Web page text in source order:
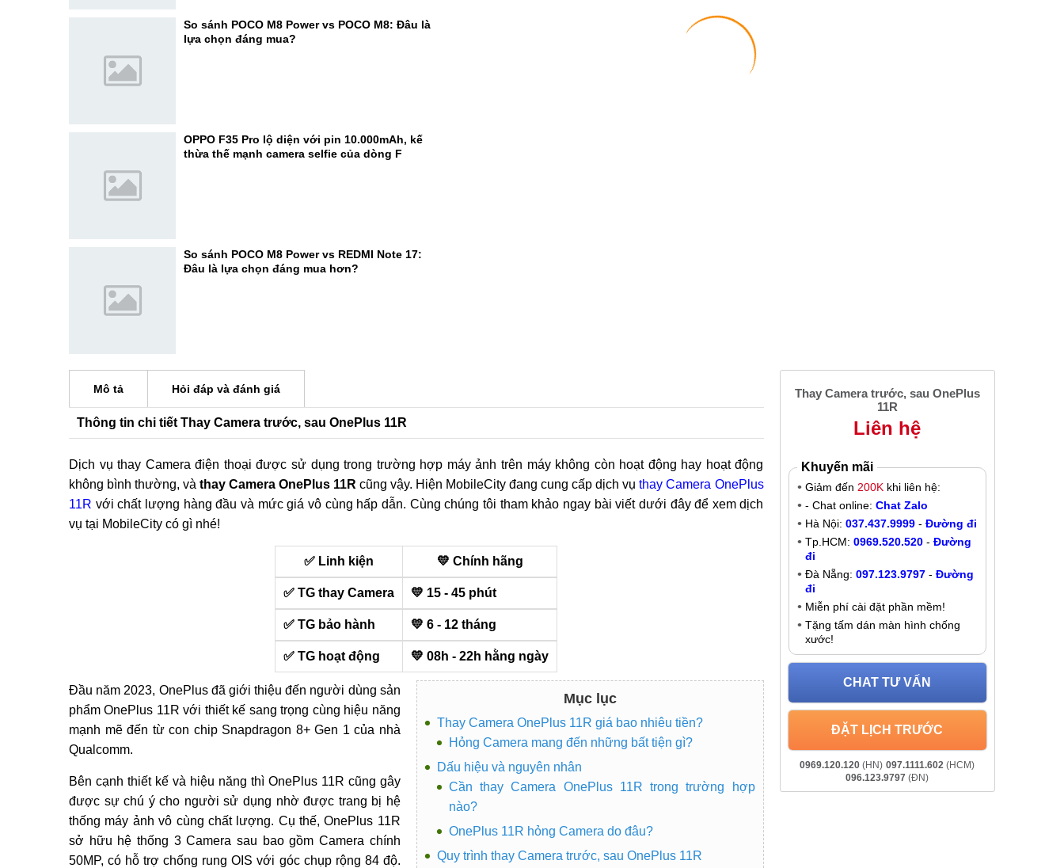
So sánh POCO M8 Power vs POCO M8: Đâu là
lựa chọn đáng mua?
OPPO F35 Pro lộ diện với pin 10.000mAh, kế
thừa thế mạnh camera selfie của dòng F
So sánh POCO M8 Power vs REDMI Note 17:
Đâu là lựa chọn đáng mua hơn?
Mô tả Hỏi đáp và đánh giá
Thông tin chi tiết Thay Camera trước, sau OnePlus 11R
Dịch vụ thay Camera điện thoại được sử dụng trong trường hợp máy ảnh trên máy không còn hoạt động hay hoạt động
không bình thường, vàthay Camera OnePlus 11Rcũng vậy. Hiện MobileCity đang cung cấp dịch vụthay Camera OnePlus
11R với chất lượng hàng đầu và mức giá vô cùng hấp dẫn. Cùng chúng tôi tham khảo ngay bài viết dưới đây để xem dịch
vụ tại MobileCity có gì nhé!
✅ Linh kiện 💛 Chính hãng
✅ TG thay Camera 💛 15 - 45 phút
✅ TG bảo hành 💛 6 - 12 tháng
✅ TG hoạt động 💛 08h - 22h hằng ngày
Mục lục
Thay Camera OnePlus 11R giá bao nhiêu tiền?
Hỏng Camera mang đến những bất tiện gì?
Dấu hiệu và nguyên nhân
Cần thay Camera OnePlus 11R trong trường hợp
nào?
OnePlus 11R hỏng Camera do đâu?
Quy trình thay Camera trước, sau OnePlus 11R
Đầu năm 2023, OnePlus đã giới thiệu đến người dùng sản
phẩm OnePlus 11R với thiết kế sang trọng cùng hiệu năng
mạnh mẽ đến từ con chip Snapdragon 8+ Gen 1 của nhà
Qualcomm.
Bên cạnh thiết kế và hiệu năng thì OnePlus 11R cũng gây
được sự chú ý cho người sử dụng nhờ được trang bị hệ
thống máy ảnh vô cùng chất lượng. Cụ thế, OnePlus 11R
sở hữu hệ thống 3 Camera sau bao gồm Camera chính
50MP, có hỗ trợ chống rung OIS với góc chụp rộng 84 độ.
Thay Camera trước, sau OnePlus
11R
Liên hệ
Khuyến mãi
Giảm đến 200Kkhi liên hệ:
- Chat online: Chat Zalo
Hà Nội: 037.437.9999- Đường đi
Tp.HCM: 0969.520.520- Đường
đi
Đà Nẵng: 097.123.9797- Đường
đi
Miễn phí cài đặt phần mềm!
Tặng tấm dán màn hình chống
xước!
CHAT TƯ VẤN
ĐẶT LỊCH TRƯỚC
0969.120.120 (HN) 097.1111.602 (HCM)
096.123.9797 (ĐN)